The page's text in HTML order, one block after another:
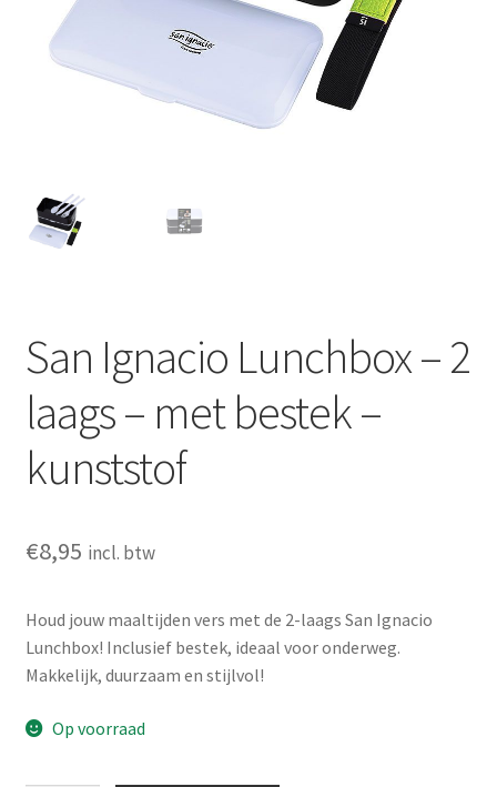
Elektronica
Sport
San Ignacio Lunchbox – 2
laags – met bestek –
kunststof
€8,95 incl. btw
Houd jouw maaltijden vers met de 2-laags San Ignacio
Lunchbox! Inclusief bestek, ideaal voor onderweg.
Makkelijk, duurzaam en stijlvol!
Op voorraad